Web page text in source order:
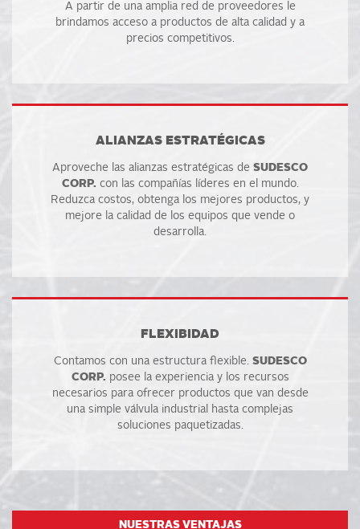
A partir de una amplia red de proveedores le
brindamos acceso a productos de alta calidad y a
precios competitivos.
ALIANZAS ESTRATÉGICAS
Aproveche las alianzas estratégicas de SUDESCO
CORP. con las compañías líderes en el mundo.
Reduzca costos, obtenga los mejores productos, y
mejore la calidad de los equipos que vende o
desarrolla.
FLEXIBIDAD
Contamos con una estructura flexible. SUDESCO
CORP. posee la experiencia y los recursos
necesarios para ofrecer productos que van desde
una simple válvula industrial hasta complejas
soluciones paquetizadas.
NUESTRAS VENTAJAS